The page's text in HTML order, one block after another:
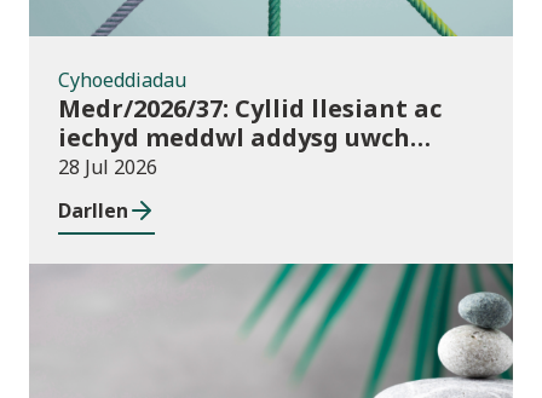
Cyhoeddiadau
Medr/2026/37: Cyllid llesiant ac
iechyd meddwl addysg uwch
2026/27
28 Jul 2026
Darllen